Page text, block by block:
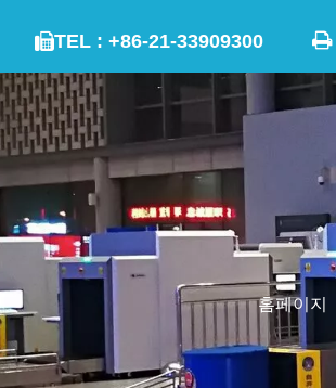
TEL : +86-21-33909300 
홈페이지